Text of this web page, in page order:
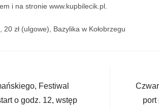
i na stronie www.kupbilecik.pl.
20 zł (ulgowe), Bazylika w Kołobrzegu
Festiwal
o godz. 12, wstęp
port